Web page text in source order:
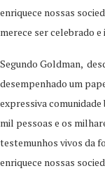
enriquece nossas
merece ser celebrado e
Segundo Goldman,
desempenhado um
expressiva
mil pessoas e os
testemunhos vivos da
enriquece nossas